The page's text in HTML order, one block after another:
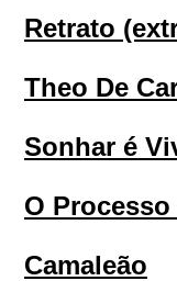
Retrato
Theo De
Sonhar é
O
Camaleão